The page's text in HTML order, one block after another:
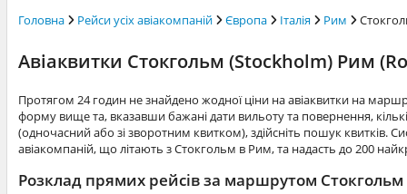
Головна Рейси усіх авіакомпаній Європа Італія Рим
Авіаквитки Стокгольм (Stockholm) Рим
Протягом 24 годин не знайдено жодної ціни на авіаквитки на
форму вище та, вказавши бажані дати вильоту та повернення,
(одночасний або зі зворотним квитком), здійсніть пошук квитків.
авіакомпаній, що літають з Стокгольм в Рим, та надасть до 200
Розклад прямих рейсів за маршрутом